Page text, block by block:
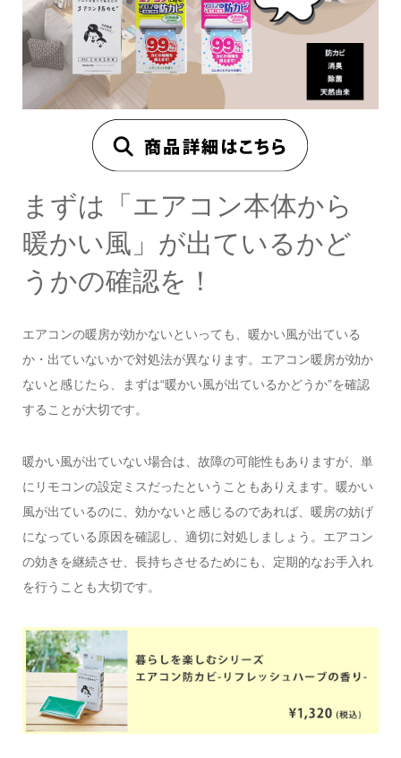
まずは「エアコン本体から
暖かい風」が出ているかど
うかの確認を！
エアコンの暖房が効かないといっても、暖かい風が出ている
か・出ていないかで対処法が異なります。エアコン暖房が効か
ないと感じたら、まずは“暖かい風が出ているかどうか”を確認
することが大切です。
暖かい風が出ていない場合は、故障の可能性もありますが、単
にリモコンの設定ミスだったということもありえます。暖かい
風が出ているのに、効かないと感じるのであれば、暖房の妨げ
になっている原因を確認し、適切に対処しましょう。エアコン
の効きを継続させ、長持ちさせるためにも、定期的なお手入れ
を行うことも大切です。